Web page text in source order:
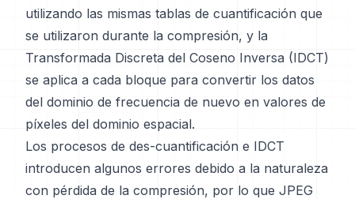
utilizando las mismas tablas de cuantificación que
se utilizaron durante la compresión, y la
Transformada Discreta del Coseno Inversa (IDCT)
se aplica a cada bloque para convertir los datos
del dominio de frecuencia de nuevo en valores de
píxeles del dominio espacial.
Los procesos de des-cuantificación e IDCT
introducen algunos errores debido a la naturaleza
con pérdida de la compresión, por lo que JPEG